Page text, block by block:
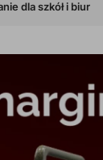
dla szkół i biur